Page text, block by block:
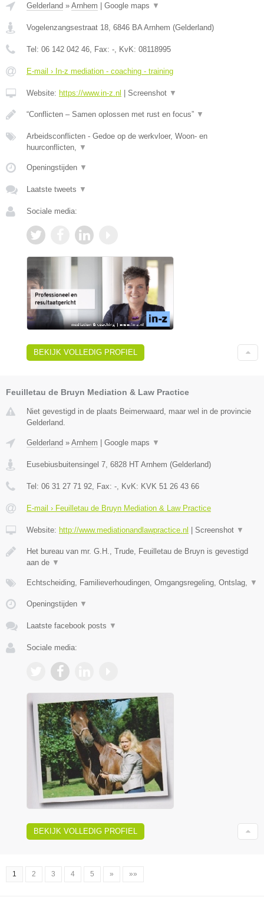
Gelderland » Arnhem Google maps ▼
Vogelenzangsestraat 18 6846 BA Arnhem (Gelderland)
Tel: 06 142 042 46 , Fax: - , KvK: 08118995
E-mail › In-z mediation - coaching - training
Website: https://www.in-z.nl Screenshot ▼
“Conflicten – Samen oplossen met rust en focus” ▼
Arbeidsconflicten - Gedoe op de werkvloer, Woon- en
huurconflicten,
▼
Openingstijden ▼
Laatste tweets ▼
Sociale media:
BEKIJK VOLLEDIG PROFIEL
Feuilletau de Bruyn Mediation & Law Practice
Niet gevestigd in de plaats Beimerwaard, maar wel in de provincie
Gelderland.
Gelderland » Arnhem Google maps ▼
Eusebiusbuitensingel 7 6828 HT Arnhem (Gelderland)
Tel: 06 31 27 71 92 , Fax: - , KvK: KVK 51 26 43 66
E-mail › Feuilletau de Bruyn Mediation & Law Practice
Website: http://www.mediationandlawpractice.nl Screenshot ▼
Het bureau van mr. G.H., Trude, Feuilletau de Bruyn is gevestigd
aan de ▼
Echtscheiding, Familieverhoudingen, Omgangsregeling, Ontslag, ▼
Openingstijden ▼
Laatste facebook posts ▼
Sociale media:
BEKIJK VOLLEDIG PROFIEL
1 2 3 4 5 » »»